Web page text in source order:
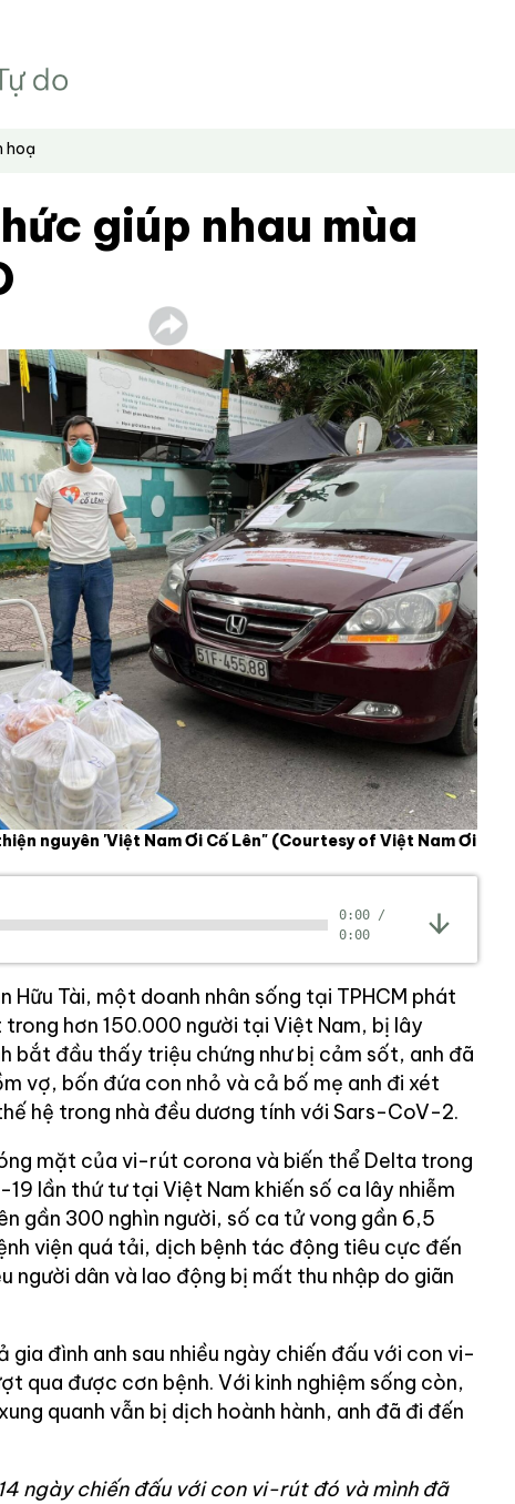
hoạ
giúp nhau mùa
nguyên 'Việt Nam Ơi Cố Lên" (Courtesy of Việt Nam Ơi
0:00 /
0:00
Hữu Tài, một doanh nhân sống tại TPHCM phát
hơn 150.000 người tại Việt Nam, bị lây
bắt đầu thấy triệu chứng như bị cảm sốt, anh đã
vợ, bốn đứa con nhỏ và cả bố mẹ anh đi xét
hệ trong nhà đều dương tính với Sars-CoV-2.
mặt của vi-rút corona và biến thể Delta trong
lần thứ tư tại Việt Nam khiến số ca lây nhiễm
gần 300 nghìn người, số ca tử vong gần 6,5
viện quá tải, dịch bệnh tác động tiêu cực đến
người dân và lao động bị mất thu nhập do giãn
gia đình anh sau nhiều ngày chiến đấu với con vi-
qua được cơn bệnh. Với kinh nghiệm sống còn,
quanh vẫn bị dịch hoành hành, anh đã đi đến
ngày chiến đấu với con vi-rút đó và mình đã